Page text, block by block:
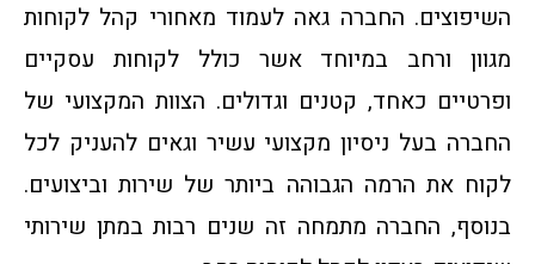
השיפוצים. החברה גאה לעמוד מאחורי קהל לקוחות
מגוון ורחב במיוחד אשר כולל לקוחות עסקיים
ופרטיים כאחד, קטנים וגדולים. הצוות המקצועי של
החברה בעל ניסיון מקצועי עשיר וגאים להעניק לכל
לקוח את הרמה הגבוהה ביותר של שירות וביצועים.
בנוסף, החברה מתמחה זה שנים רבות במתן שירותי